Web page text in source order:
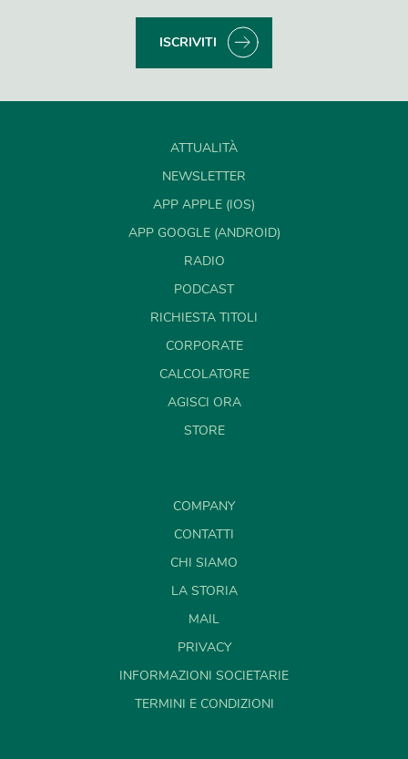
ISCRIVITI
ATTUALITÀ
NEWSLETTER
APP APPLE (IOS)
APP GOOGLE (ANDROID)
RADIO
PODCAST
RICHIESTA TITOLI
CORPORATE
CALCOLATORE
AGISCI ORA
STORE
COMPANY
CONTATTI
CHI SIAMO
LA STORIA
MAIL
PRIVACY
INFORMAZIONI SOCIETARIE
TERMINI E CONDIZIONI